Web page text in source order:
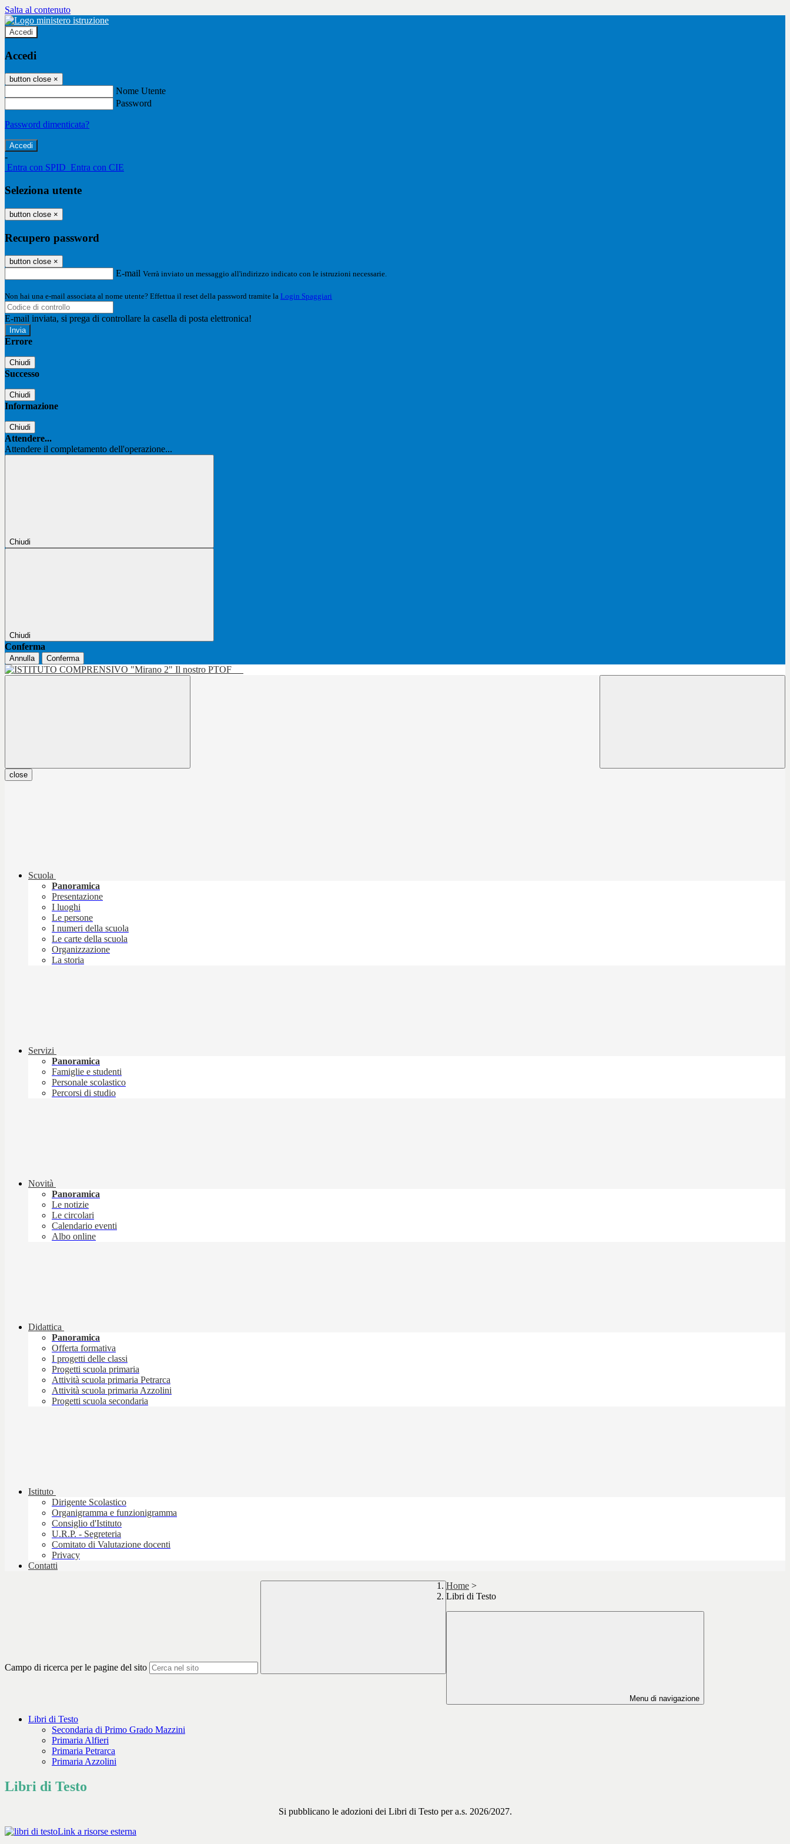
Salta al contenuto
Accedi
Accedi
button close ×
Nome Utente
Password
Password dimenticata?
-
Entra con SPID Entra con CIE
Seleziona utente
button close ×
Recupero password
button close ×
E-mail Verrà inviato un messaggio all'indirizzo indicato con le istruzioni necessarie.
Non hai una e-mail associata al nome utente? Effettua il reset della password tramite la Login Spaggiari
E-mail inviata, si prega di controllare la casella di posta elettronica!
Errore
Chiudi
Successo
Chiudi
Informazione
Chiudi
Attendere...
Attendere il completamento dell'operazione...
Chiudi
Chiudi
Conferma
Annulla Conferma
Il nostro PTOF
close
Scuola
Panoramica
Presentazione
I luoghi
Le persone
I numeri della scuola
Le carte della scuola
Organizzazione
La storia
Servizi
Panoramica
Famiglie e studenti
Personale scolastico
Percorsi di studio
Novità
Panoramica
Le notizie
Le circolari
Calendario eventi
Albo online
Didattica
Panoramica
Offerta formativa
I progetti delle classi
Progetti scuola primaria
Attività scuola primaria Petrarca
Attività scuola primaria Azzolini
Progetti scuola secondaria
Istituto
Dirigente Scolastico
Organigramma e funzionigramma
Consiglio d'Istituto
U.R.P. - Segreteria
Comitato di Valutazione docenti
Privacy
Contatti
Campo di ricerca per le pagine del sito
Home >
Libri di Testo
Menu di navigazione
Libri di Testo
Secondaria di Primo Grado Mazzini
Primaria Alfieri
Primaria Petrarca
Primaria Azzolini
Libri di Testo
Si pubblicano le adozioni dei Libri di Testo per a.s. 2026/2027.
Link a risorse esterna